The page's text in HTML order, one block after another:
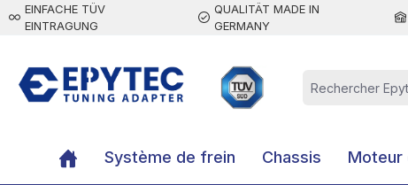
principal
EINFACHE TÜV
EINTRAGUNG
QUALITÄT MADE IN
GERMANY
Système de frein Chassis Moteur